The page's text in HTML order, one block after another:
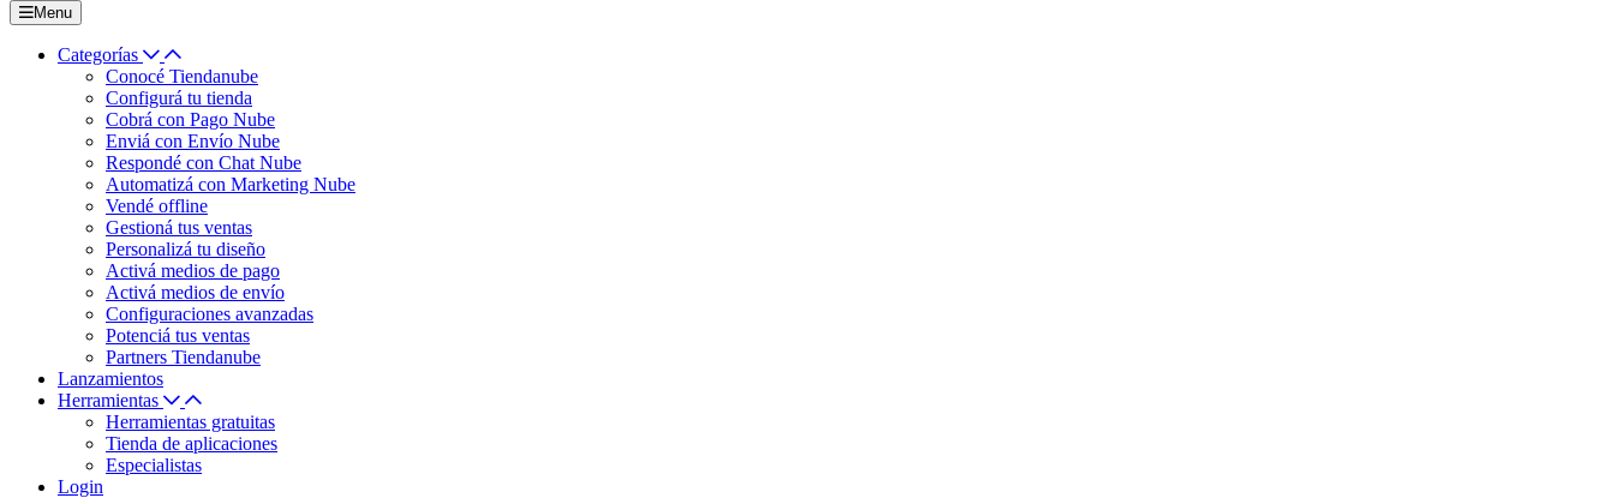
Menu
Categorías
Conocé Tiendanube
Configurá tu tienda
Cobrá con Pago Nube
Enviá con Envío Nube
Respondé con Chat Nube
Automatizá con Marketing Nube
Vendé offline
Gestioná tus ventas
Personalizá tu diseño
Activá medios de pago
Activá medios de envío
Configuraciones avanzadas
Potenciá tus ventas
Partners Tiendanube
Lanzamientos
Herramientas
Herramientas gratuitas
Tienda de aplicaciones
Especialistas
Login